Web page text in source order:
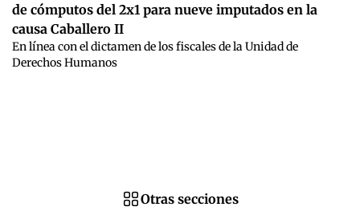
de cómputos del 2x1 para nueve imputados en la
causa Caballero II
En línea con el dictamen de los fiscales de la Unidad de
Derechos Humanos
Otras secciones